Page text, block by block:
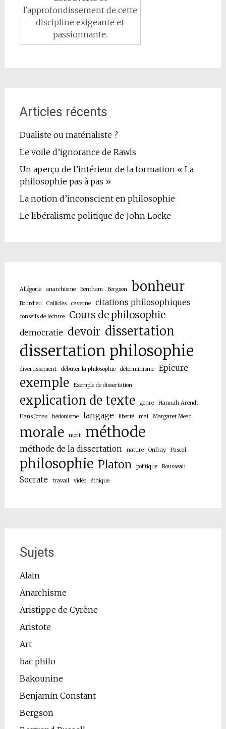
l'approfondissement de cette
discipline exigeante et
passionnante.
Articles récents
Dualiste ou matérialiste ?
Le voile d’ignorance de Rawls
Un aperçu de l’intérieur de la formation « La
philosophie pas à pas »
La notion d’inconscient en philosophie
Le libéralisme politique de John Locke
Allégorie anarchisme Bentham Bergson bonheur
Bourdieu Calliclès caverne citations philosophiques
conseils de lecture Cours de philosophie
democratie devoir dissertation
dissertation philosophie
divertissement débuter la philosophie déterminisme Epicure
exemple Exemple de dissertation
explication de texte genre Hannah Arendt
Hans Jonas hédonisme langage liberté mal Margaret Mead
morale mort méthode
méthode de la dissertation nature Onfray Pascal
philosophie Platon politique Rousseau
Socrate travail vidéo éthique
Sujets
Alain
Anarchisme
Aristippe de Cyrène
Aristote
Art
bac philo
Bakounine
Benjamin Constant
Bergson